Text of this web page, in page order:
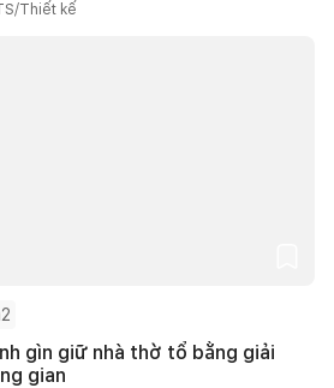
Thiết kế
gìn giữ nhà thờ tổ bằng giải
gian